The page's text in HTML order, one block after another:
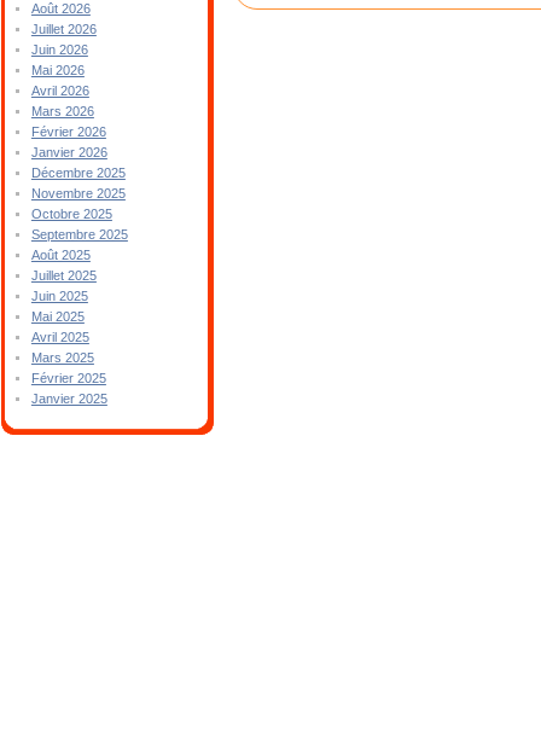
Août 2026
Juillet 2026
Juin 2026
Mai 2026
Avril 2026
Mars 2026
Février 2026
Janvier 2026
Décembre 2025
Novembre 2025
Octobre 2025
Septembre 2025
Août 2025
Juillet 2025
Juin 2025
Mai 2025
Avril 2025
Mars 2025
Février 2025
Janvier 2025